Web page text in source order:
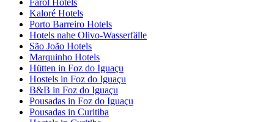
Kaloré Hotels
Porto Barreiro Hotels
Hotels nahe Olivo-Wasserfälle
São João Hotels
Marquinho Hotels
Hütten in Foz do Iguaçu
Hostels in Foz do Iguaçu
B&B in Foz do Iguaçu
Pousadas in Foz do Iguaçu
Pousadas in Curitiba